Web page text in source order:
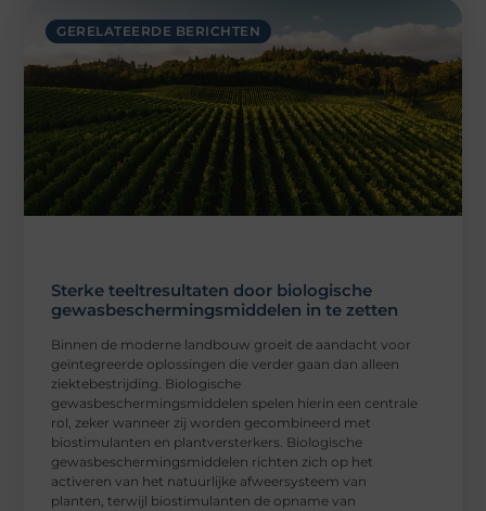
GERELATEERDE BERICHTEN
Sterke teeltresultaten door biologische
gewasbeschermingsmiddelen in te zetten
Binnen de moderne landbouw groeit de aandacht voor
geïntegreerde oplossingen die verder gaan dan alleen
ziektebestrijding. Biologische
gewasbeschermingsmiddelen spelen hierin een centrale
rol, zeker wanneer zij worden gecombineerd met
biostimulanten en plantversterkers. Biologische
gewasbeschermingsmiddelen richten zich op het
activeren van het natuurlijke afweersysteem van
planten, terwijl biostimulanten de opname van